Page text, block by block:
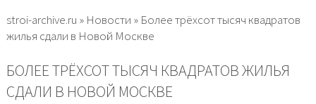
stroi-archive.ru » Новости » Более трёхсот тысяч квадратов
жилья сдали в Новой Москве
БОЛЕЕ ТРЁХСОТ ТЫСЯЧ КВАДРАТОВ ЖИЛЬЯ
СДАЛИ В НОВОЙ МОСКВЕ